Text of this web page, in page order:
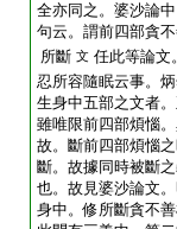
全亦同之。婆沙論
句云。謂前四部貪
所斷 文 任此等論文
忍所容隨眠云事。
生身中五部之文者
雖唯限前四部煩惱
故。斷前四部煩惱
斷。故據同時被斷
也。故見婆沙論文
身中。修所斷貪不